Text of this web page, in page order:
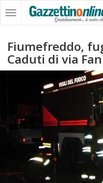
Fiumefreddo,
Caduti di via